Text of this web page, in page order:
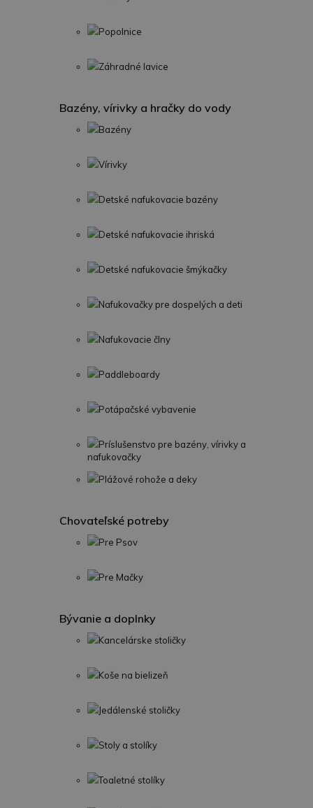
Popolnice
Záhradné lavice
Bazény, vírivky a hračky do vody
Bazény
Vírivky
Detské nafukovacie bazény
Detské nafukovacie ihriská
Detské nafukovacie šmýkačky
Nafukovačky pre dospelých a deti
Nafukovacie člny
Paddleboardy
Potápačské vybavenie
Príslušenstvo pre bazény, vírivky a
nafukovačky
Plážové rohože a deky
Chovateľské potreby
Pre Psov
Pre Mačky
Bývanie a doplnky
Kancelárske stoličky
Koše na bielizeň
Jedálenské stoličky
Stoly a stolíky
Toaletné stolíky